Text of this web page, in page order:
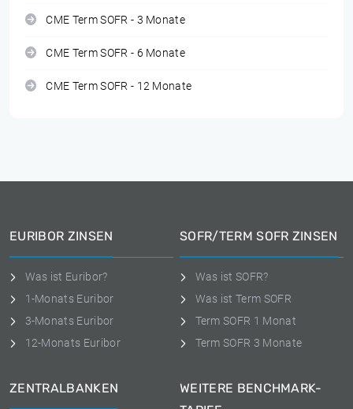
CME Term SOFR - 3 Monate
CME Term SOFR - 6 Monate
CME Term SOFR - 12 Monate
EURIBOR ZINSEN
Was ist Euribor?
1-Monats Euribor
3-Monats Euribor
12-Monats Euribor
SOFR/TERM SOFR ZINSEN
Was ist SOFR?
Was ist Term SOFR
Term SOFR 1 Monat
Term SOFR 3 Monate
ZENTRALBANKEN
WEITERE BENCHMARK-